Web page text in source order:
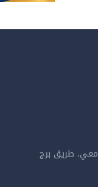
طريق برج